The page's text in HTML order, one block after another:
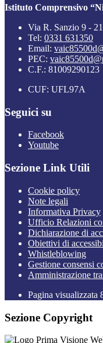
Istituto Comprensivo
Via R. Sanzio 9 -
Tel: 0331 631350
Email:
PEC:
C.F.: 81009290123
CUF: UFL97A
Seguici su
Facebook
Youtube
Sezione Link Utili
Cookie policy
Note legali
Informativa Privacy
Ufficio Relazioni
Dichiarazione di
Obiettivi di
Whistleblowing
Gestione consensi
Amministrazione
Pagina visualizzata
Sezione Copyright